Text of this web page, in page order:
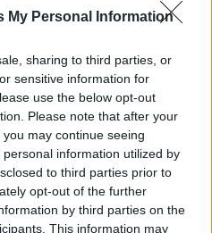
My Personal Information
sharing to third parties, or
sensitive information for
use the below opt-out
Please note that after your
may continue seeing
information utilized by
to third parties prior to
opt-out of the further
by third parties on the
This information may
από εμάς να είχαμε στο μυαλό